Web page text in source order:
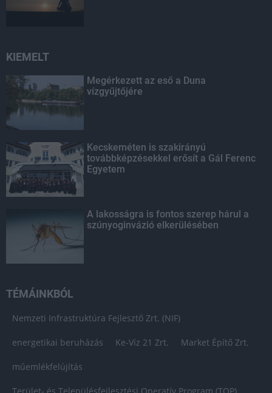
KIEMELT
Megérkezett az eső a Duna
vízgyűjtőjére
Kecskeméten is szakirányú
továbbképzésekkel erősít a Gál Ferenc
Egyetem
A lakosságra is fontos szerep hárul a
szúnyoginvázió elkerülésében
TÉMÁINKBÓL
Nemzeti Infrastruktúra Fejlesztő Zrt. (NIF)
energetikai beruházás Ke-Víz 21 Zrt. Market Építő Zrt.
műemlékfelújítás